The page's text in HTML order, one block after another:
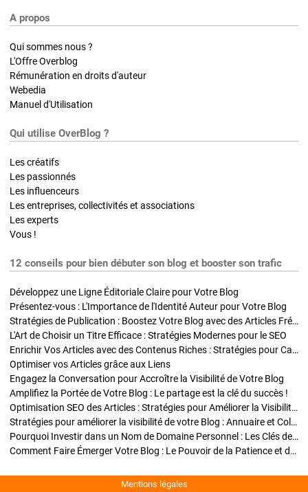
A propos
Qui sommes nous ?
L'Offre Overblog
Rémunération en droits d'auteur
Webedia
Manuel d'Utilisation
Qui utilise OverBlog ?
Les créatifs
Les passionnés
Les influenceurs
Les entreprises, collectivités et associations
Les experts
Vous !
12 conseils pour bien débuter son blog et booster son trafic
Développez une Ligne Éditoriale Claire pour Votre Blog
Présentez-vous : L'Importance de l'Identité Auteur pour Votre Blog
Stratégies de Publication : Boostez Votre Blog avec des Articles Fréquents et Exclusifs
L'Art de Choisir un Titre Efficace : Stratégies Modernes pour le SEO
Enrichir Vos Articles avec des Contenus Riches : Stratégies pour Captiver et Optimiser
Optimiser vos Articles grâce aux Liens
Engagez la Conversation pour Accroître la Visibilité de Votre Blog
Amplifiez la Portée de Votre Blog : Le partage est la clé du succès !
Optimisation SEO des Articles : Stratégies pour Améliorer la Visibilité de Votre Blog
Stratégies pour améliorer la visibilité de votre Blog : Annuaire et Collaborations
Pourquoi Investir dans un Nom de Domaine Personnel : Les Clés de la Réussite de Votre Blog
Comment Faire Émerger Votre Blog : Le Pouvoir de la Patience et de la Persévérance
Mentions légales